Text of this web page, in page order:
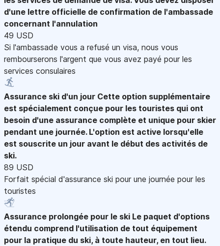
d'une lettre officielle de confirmation de l'ambassade
concernant l'annulation
49 USD
Si l'ambassade vous a refusé un visa, nous vous
rembourserons l'argent que vous avez payé pour les
services consulaires
Assurance ski d'un jour Cette option supplémentaire
est spécialement conçue pour les touristes qui ont
besoin d'une assurance complète et unique pour skier
pendant une journée. L'option est active lorsqu'elle
est souscrite un jour avant le début des activités de
ski.
89 USD
Forfait spécial d'assurance ski pour une journée pour les
touristes
Assurance prolongée pour le ski Le paquet d'options
étendu comprend l'utilisation de tout équipement
pour la pratique du ski, à toute hauteur, en tout lieu.